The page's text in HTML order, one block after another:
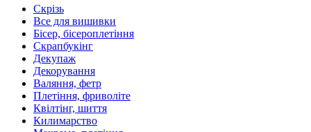
Скрізь
Все для вишивки
Бісер, бісероплетіння
Скрапбукінг
Декупаж
Декорування
Валяння, фетр
Плетіння, фриволіте
Квілтінг, шиття
Килимарство